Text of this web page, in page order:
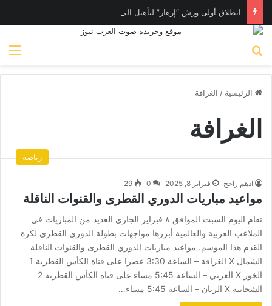
الرئيسية / الغرافة
الغرافة
رياضة
ادهم راجح فبراير 8, 2025 0
29
مواعيد مباريات الدوري القطرى والقنوات الناقلة
تقام اليوم السبت الموافق ٨ فبراير الجاري العديد من المباريات في
الملاعب العربية والعالمية أبرزها مواجهات بطولة الدوري القطري لكرة
القدم هذا الموسم. مواعيد مباريات الدوري القطرى والقنوات الناقلة
الشمال X الغرافة – الساعة 3:30 عصرا على قناة الكأس القطرية 1
الخور X العربي – الساعة 5:45 مساء على قناة الكأس القطرية 2
الشحانية X الريان – الساعة 5:45 مساء…